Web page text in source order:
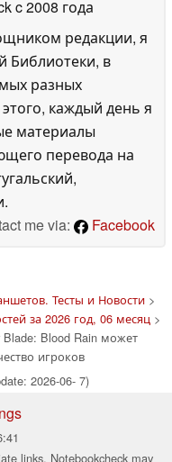
c 2008 года
редакции, я
Библиотеки, в
разных
каждый день я
материалы
перевода на
me via:
Facebook
Тесты и Новости>
за 2026 год, 06 месяц>
Blood Rain может
игроков
2026-06- 7)
links, Notebookcheck may